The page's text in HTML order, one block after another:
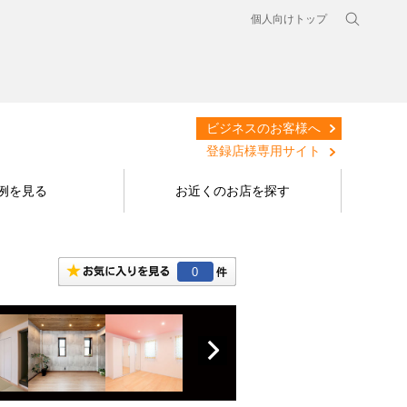
個人向けトップ
ビジネスのお客様へ
登録店様専用サイト
を見る お近くのお店を探す
0